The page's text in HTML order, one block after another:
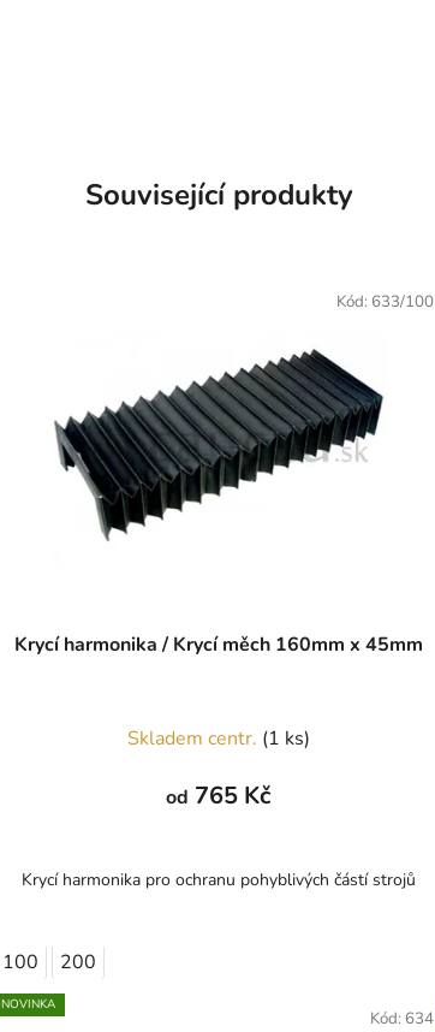
Související produkty
Krycí harmonika / Krycí měch 160mm x 45mm
Skladem centr. (1 ks)
od 765 Kč
Krycí harmonika pro ochranu pohyblivých částí strojů
100 200
Kód: 633/100
NOVINKA
Kód: 634